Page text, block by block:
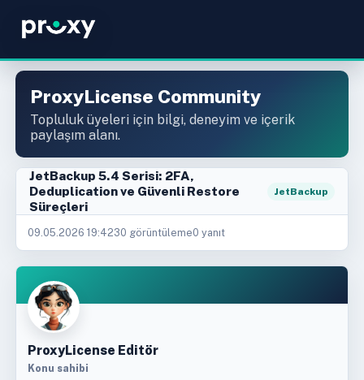
ProxyLicense Community
Topluluk üyeleri için bilgi, deneyim ve içerik
paylaşım alanı.
JetBackup 5.4 Serisi: 2FA,
Deduplication ve Güvenli Restore
Süreçleri
JetBackup
09.05.2026 19:4230 görüntüleme0 yanıt
ProxyLicense Editör
Konu sahibi